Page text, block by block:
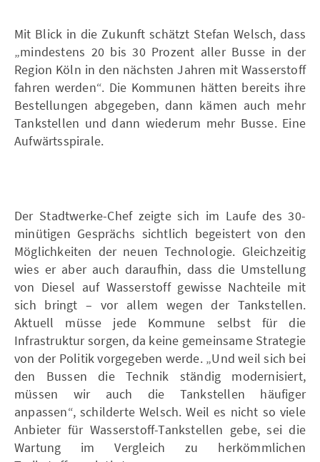
Mit Blick in die Zukunft schätzt Stefan Welsch, dass
„mindestens 20 bis 30 Prozent aller Busse in der
Region Köln in den nächsten Jahren mit Wasserstoff
fahren werden“. Die Kommunen hätten bereits ihre
Bestellungen abgegeben, dann kämen auch mehr
Tankstellen und dann wiederum mehr Busse. Eine
Aufwärtsspirale.
Der Stadtwerke-Chef zeigte sich im Laufe des 30-
minütigen Gesprächs sichtlich begeistert von den
Möglichkeiten der neuen Technologie. Gleichzeitig
wies er aber auch daraufhin, dass die Umstellung
von Diesel auf Wasserstoff gewisse Nachteile mit
sich bringt – vor allem wegen der Tankstellen.
Aktuell müsse jede Kommune selbst für die
Infrastruktur sorgen, da keine gemeinsame Strategie
von der Politik vorgegeben werde. „Und weil sich bei
den Bussen die Technik ständig modernisiert,
müssen wir auch die Tankstellen häufiger
anpassen“, schilderte Welsch. Weil es nicht so viele
Anbieter für Wasserstoff-Tankstellen gebe, sei die
Wartung im Vergleich zu herkömmlichen